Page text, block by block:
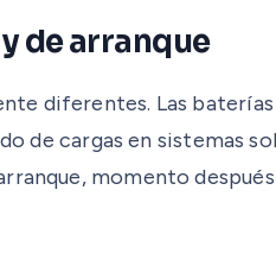
de arranque
diferentes. Las
de cargas en sistemas
momento